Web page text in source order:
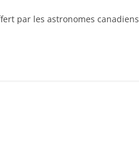
par les astronomes canadiens